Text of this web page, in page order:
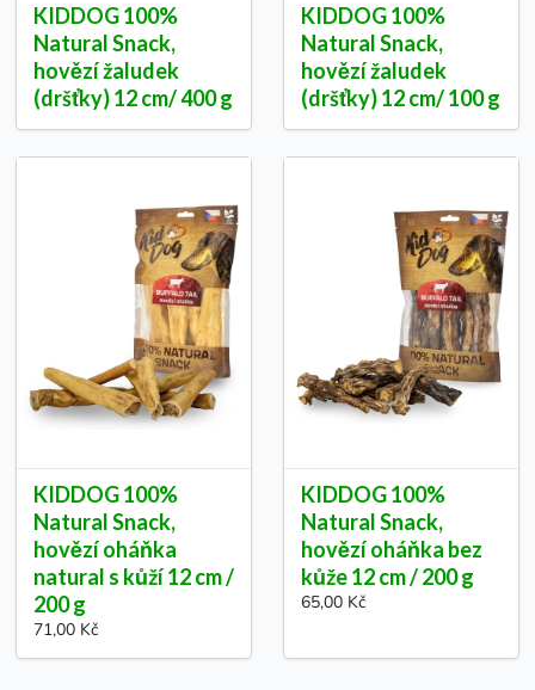
KIDDOG 100%
Natural Snack,
hovězí žaludek
(dršťky) 12 cm/ 400 g
KIDDOG 100%
Natural Snack,
hovězí žaludek
(dršťky) 12 cm/ 100 g
KIDDOG 100%
Natural Snack,
hovězí oháňka
natural s kůží 12 cm /
200 g
71,00 Kč
KIDDOG 100%
Natural Snack,
hovězí oháňka bez
kůže 12 cm / 200 g
65,00 Kč